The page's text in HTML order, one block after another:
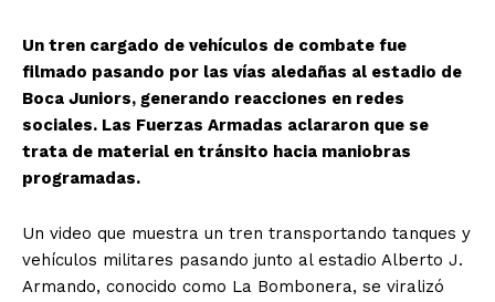
Un tren cargado de vehículos de combate fue
filmado pasando por las vías aledañas al estadio de
Boca Juniors, generando reacciones en redes
sociales. Las Fuerzas Armadas aclararon que se
trata de material en tránsito hacia maniobras
programadas.
Un video que muestra un tren transportando tanques y
vehículos militares pasando junto al estadio Alberto J.
Armando, conocido como La Bombonera, se viralizó